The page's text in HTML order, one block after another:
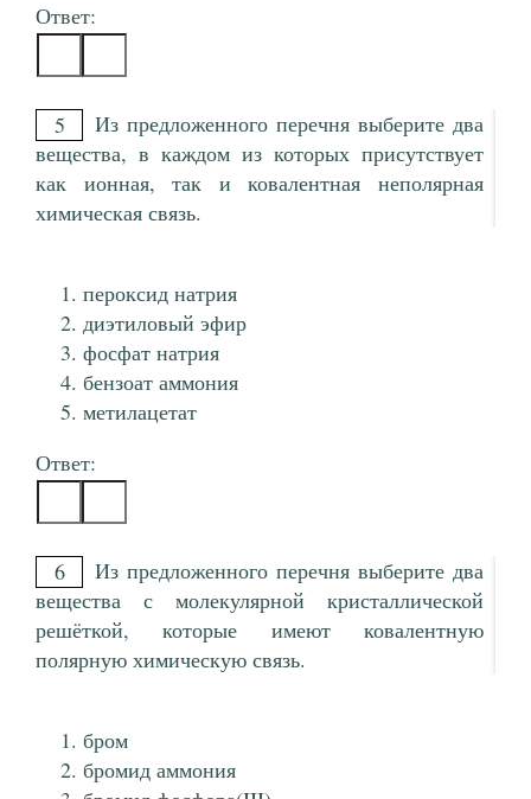
Ответ:
5
Из предложенного перечня выберите два
вещества, в каждом из которых присутствует
как ионная, так и ковалентная неполярная
химическая связь.
пероксид натрия
диэтиловый эфир
фосфат натрия
бензоат аммония
метилацетат
Ответ:
6
Из предложенного перечня выберите два
вещества с молекулярной кристаллической
решёткой, которые имеют ковалентную
полярную химическую связь.
бром
бромид аммония